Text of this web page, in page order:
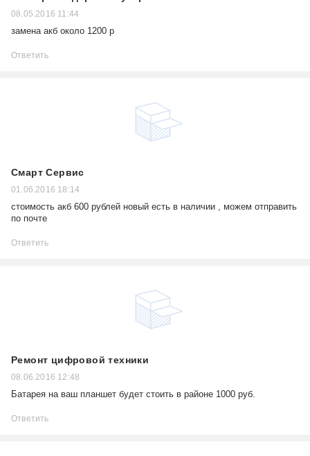
08.05.2016 11:44
замена акб около 1200 р
Ответить
Смарт Сервис
01.06.2016 18:14
стоимость акб 600 рублей новый есть в наличии , можем отправить
по почте
Ответить
Ремонт цифровой техники
08.06.2016 12:48
Батарея на ваш планшет будет стоить в районе 1000 руб.
Ответить